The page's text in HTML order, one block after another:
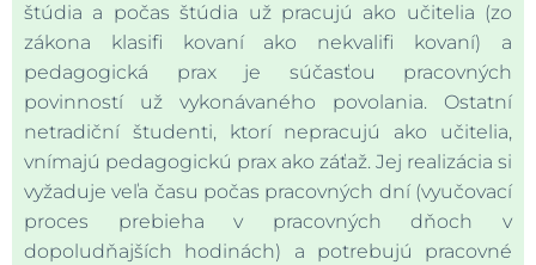
štúdia a počas štúdia už pracujú ako učitelia (zo
zákona klasifi kovaní ako nekvalifi kovaní) a
pedagogická prax je súčasťou pracovných
povinností už vykonávaného povolania. Ostatní
netradiční študenti, ktorí nepracujú ako učitelia,
vnímajú pedagogickú prax ako záťaž. Jej realizácia si
vyžaduje veľa času počas pracovných dní (vyučovací
proces prebieha v pracovných dňoch v
dopoludňajších hodinách) a potrebujú pracovné